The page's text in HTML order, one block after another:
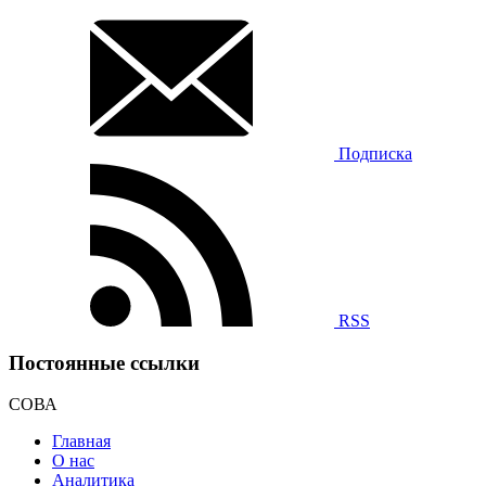
Подписка
RSS
Постоянные ссылки
СОВА
Главная
О нас
Аналитика